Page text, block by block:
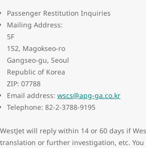
Passenger Restitution Inquiries
Mailing Address:
5F
152, Magokseo-ro
Gangseo-gu, Seoul
Republic of Korea
ZIP: 07788
Email address: wscs@apg-ga.co.kr
Telephone: 82-2-3788-9195
WestJet will reply within 14 or 60 days if
translation or further investigation, etc. You